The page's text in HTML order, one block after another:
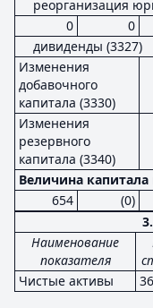
реорганизация
0
0
дивиденды (3327)
Изменения
добавочного
капитала (3330)
Изменения
резервного
капитала (3340)
Величина капитала
654
(0)
Наименование
показателя
Чистые активы